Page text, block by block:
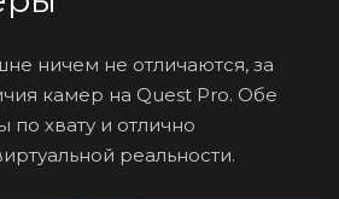
ничем не отличаются, за
камер на Quest Pro. Обе
хвату и отлично
реальности.